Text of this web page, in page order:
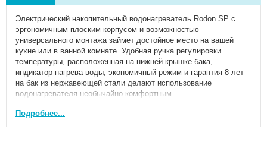
Электрический накопительный водонагреватель Rodon SP с
эргономичным плоским корпусом и возможностью
универсального монтажа займет достойное место на вашей
кухне или в ванной комнате. Удобная ручка регулировки
температуры, расположенная на нижней крышке бака,
индикатор нагрева воды, экономичный режим и гарантия 8 лет
на бак из нержавеющей стали делают использование
водонагревателя необычайно комфортным.
Характеристики:
Подробнее...